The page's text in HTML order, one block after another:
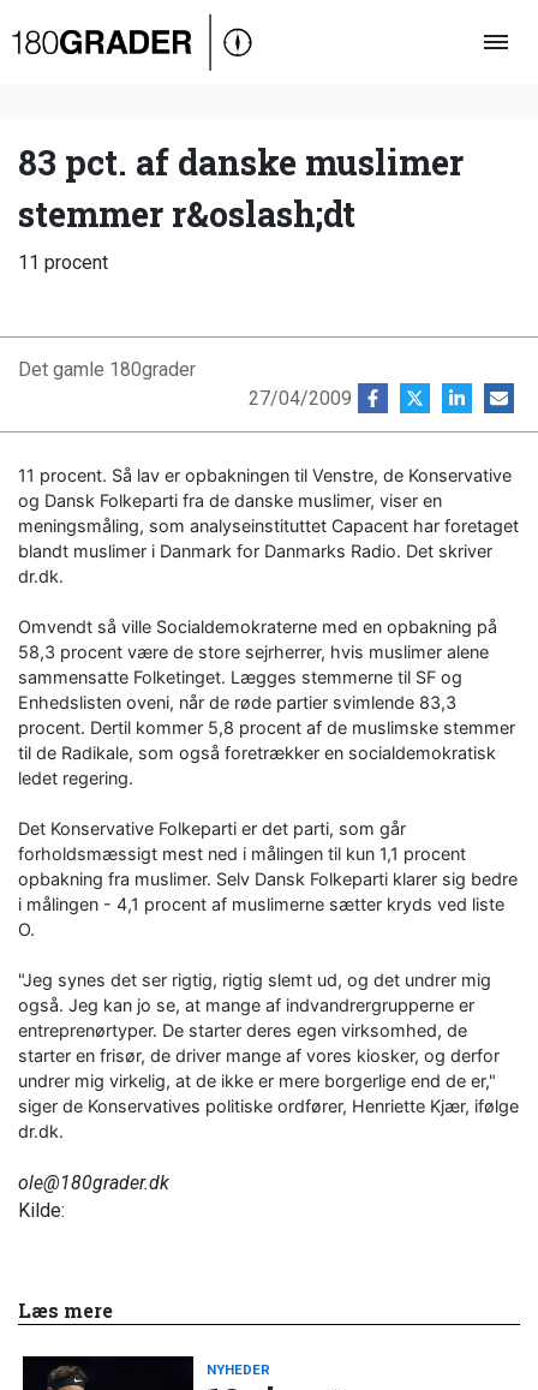
Oversigt
Debat
Video
Podcast
83 pct. af danske muslimer
stemmer r&oslash;dt
11 procent
Det gamle 180grader
27/04/2009
11 procent. Så lav er opbakningen til Venstre, de Konservative
og Dansk Folkeparti fra de danske muslimer, viser en
meningsmåling, som analyseinstituttet Capacent har foretaget
blandt muslimer i Danmark for Danmarks Radio. Det skriver
dr.dk.
Omvendt så ville Socialdemokraterne med en opbakning på
58,3 procent være de store sejrherrer, hvis muslimer alene
sammensatte Folketinget. Lægges stemmerne til SF og
Enhedslisten oveni, når de røde partier svimlende 83,3
procent. Dertil kommer 5,8 procent af de muslimske stemmer
til de Radikale, som også foretrækker en socialdemokratisk
ledet regering.
Det Konservative Folkeparti er det parti, som går
forholdsmæssigt mest ned i målingen til kun 1,1 procent
opbakning fra muslimer. Selv Dansk Folkeparti klarer sig bedre
i målingen - 4,1 procent af muslimerne sætter kryds ved liste
O.
"Jeg synes det ser rigtig, rigtig slemt ud, og det undrer mig
også. Jeg kan jo se, at mange af indvandrergrupperne er
entreprenørtyper. De starter deres egen virksomhed, de
starter en frisør, de driver mange af vores kiosker, og derfor
undrer mig virkelig, at de ikke er mere borgerlige end de er,"
siger de Konservatives politiske ordfører, Henriette Kjær, ifølge
dr.dk.
ole@180grader.dk
Kilde:
Læs mere
NYHEDER